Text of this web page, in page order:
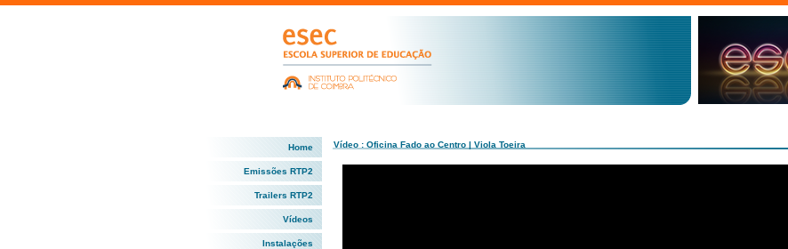
Home
Emissões RTP2
Trailers RTP2
Vídeos
Instalações
Vídeo : Oficina Fado ao Centro | Viola Toeira